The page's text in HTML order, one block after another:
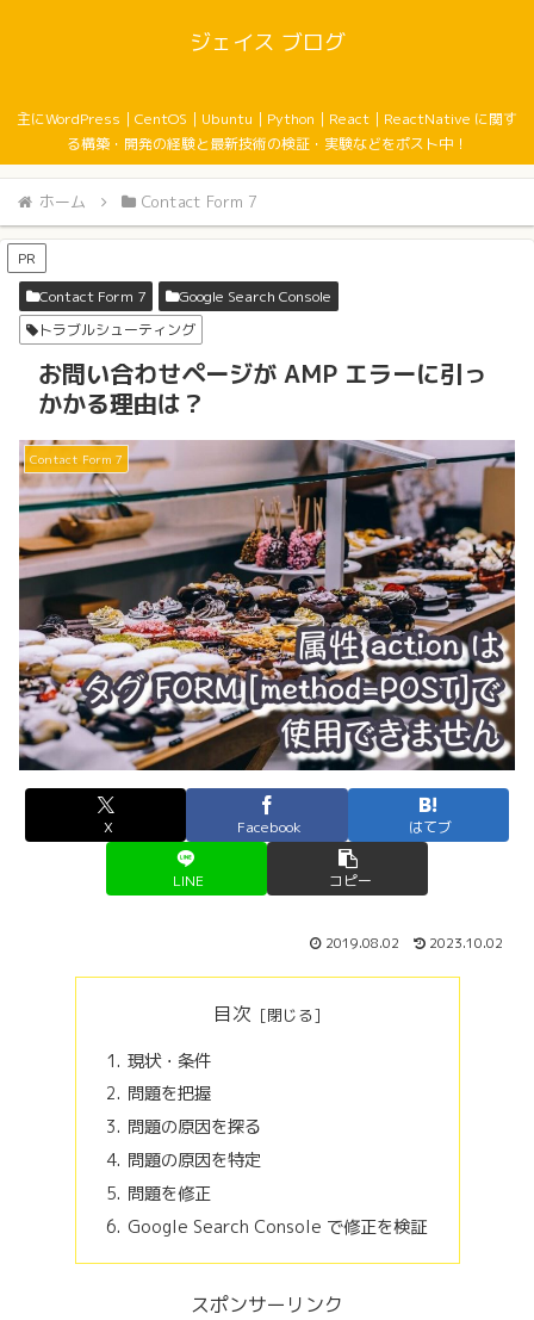
ジェイス ブログ
主にWordPress｜CentOS｜Ubuntu｜Python｜React｜ReactNative に関す
る構築・開発の経験と最新技術の検証・実験などをポスト中！
ホーム Contact Form 7
PR
Contact Form 7
Google Search Console
トラブルシューティング
お問い合わせページが AMP エラーに引っ
かかる理由は？
Contact Form 7
X Facebook はてブ
LINE コピー
2019.08.02 2023.10.02
目次
現状・条件
問題を把握
問題の原因を探る
問題の原因を特定
問題を修正
Google Search Console で修正を検証
スポンサーリンク